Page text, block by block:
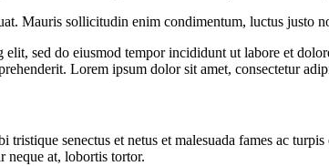
Mauris sollicitudin enim condimentum, luctus justo
sed do eiusmod tempor incididunt ut labore et
Lorem ipsum dolor sit amet, consectetur
tristique senectus et netus et malesuada fames ac
neque at, lobortis tortor.